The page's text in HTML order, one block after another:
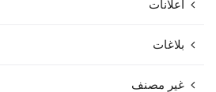
اعلانات
بلاغات
غير مصنف